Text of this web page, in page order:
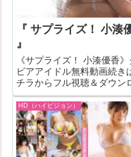
『 サプライズ！ 小湊
』
《サプライズ！ 小湊優香》
ビアアイドル無料動画続き
チラからフル視聴＆ダウン
ドはコチラへ『サプライズ
湊優香』の作品IDが498499
ラビアアイドル無料動画紹
一部作品はお試し無料動画
れない場合もあります。そ
合は...
HD（ハイビジョン）